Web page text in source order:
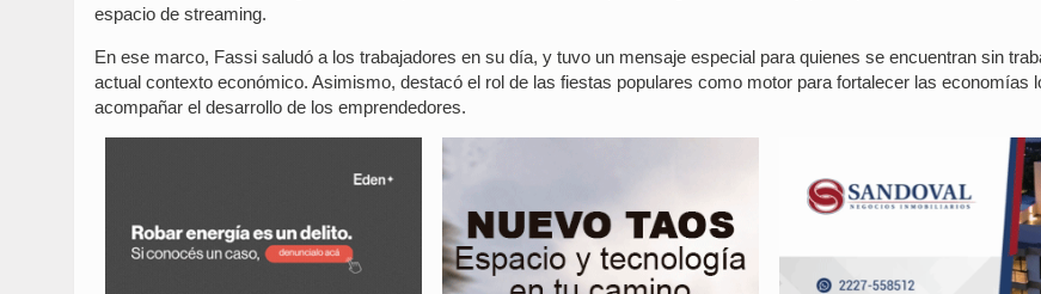
espacio de streaming.
En ese marco, Fassi saludó a los trabajadores en su día, y tuvo un mensaje especial para quienes se encuentran sin
actual contexto económico. Asimismo, destacó el rol de las fiestas populares como motor para fortalecer las economías
acompañar el desarrollo de los emprendedores.